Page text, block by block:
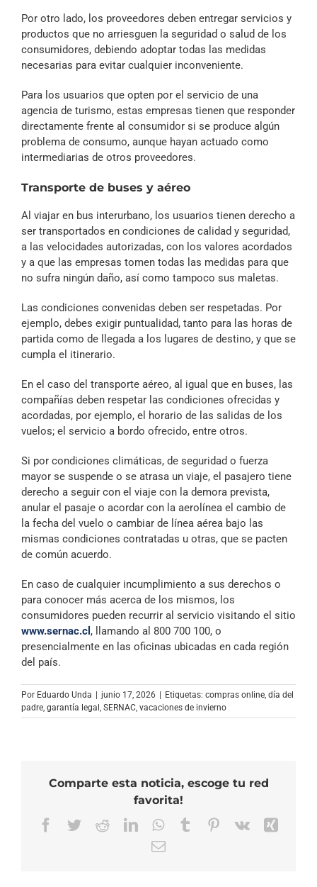
Por otro lado, los proveedores deben entregar servicios y
productos que no arriesguen la seguridad o salud de los
consumidores, debiendo adoptar todas las medidas
necesarias para evitar cualquier inconveniente.
Para los usuarios que opten por el servicio de una
agencia de turismo, estas empresas tienen que responder
directamente frente al consumidor si se produce algún
problema de consumo, aunque hayan actuado como
intermediarias de otros proveedores.
Transporte de buses y aéreo
Al viajar en bus interurbano, los usuarios tienen derecho a
ser transportados en condiciones de calidad y seguridad,
a las velocidades autorizadas, con los valores acordados
y a que las empresas tomen todas las medidas para que
no sufra ningún daño, así como tampoco sus maletas.
Las condiciones convenidas deben ser respetadas. Por
ejemplo, debes exigir puntualidad, tanto para las horas de
partida como de llegada a los lugares de destino, y que se
cumpla el itinerario.
En el caso del transporte aéreo, al igual que en buses, las
compañías deben respetar las condiciones ofrecidas y
acordadas, por ejemplo, el horario de las salidas de los
vuelos; el servicio a bordo ofrecido, entre otros.
Si por condiciones climáticas, de seguridad o fuerza
mayor se suspende o se atrasa un viaje, el pasajero tiene
derecho a seguir con el viaje con la demora prevista,
anular el pasaje o acordar con la aerolínea el cambio de
la fecha del vuelo o cambiar de línea aérea bajo las
mismas condiciones contratadas u otras, que se pacten
de común acuerdo.
En caso de cualquier incumplimiento a sus derechos o
para conocer más acerca de los mismos, los
consumidores pueden recurrir al servicio visitando el sitio
www.sernac.cl , llamando al 800 700 100, o
presencialmente en las oficinas ubicadas en cada región
del país.
Por Eduardo Unda junio 17, 2026 Etiquetas: compras online, día del
padre, garantía legal , SERNAC, vacaciones de invierno
Comparte esta noticia, escoge tu red
favorita!
Facebook
TwitterRedditLinkedInWhatsApp
TumblrPinterest
Vk
Correo